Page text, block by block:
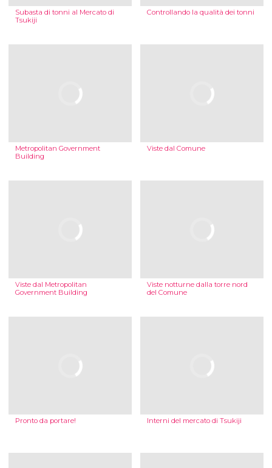
Subasta di tonni al Mercato di
Tsukiji
Controllando la qualità dei tonni
Metropolitan Government
Building
Viste dal Comune
Viste dal Metropolitan
Government Building
Viste notturne dalla torre nord
del Comune
Pronto da portare! Interni del mercato di Tsukiji